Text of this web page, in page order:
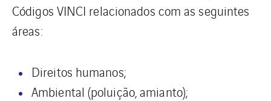
Códigos VINCI relacionados com as seguintes
áreas:
Direitos humanos;
Ambiental (poluição, amianto);